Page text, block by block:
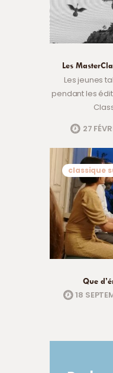
Les
Les jeunes
pendant les
27
classique
Que
18